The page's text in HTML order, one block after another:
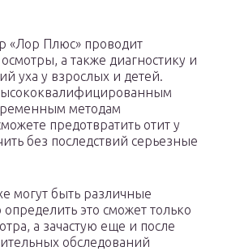
«Лор Плюс» проводит
а также диагностику и
уха у взрослых и детей.
методам
предотвратить отит у
без последствий серьезные
могут быть различные
это сможет только
а зачастую еще и после
обследований